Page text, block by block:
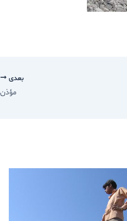
بعدی
مؤذن